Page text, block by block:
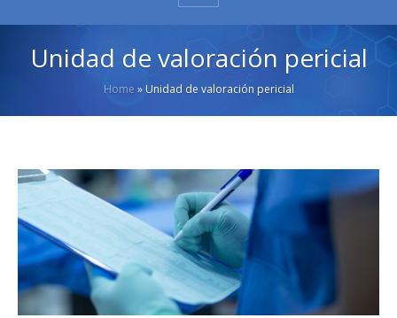
Unidad de valoración pericial
Home » Unidad de valoración pericial